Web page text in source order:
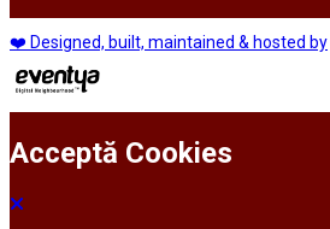
❤️ Designed, built, maintained & hosted by
Acceptă Cookies